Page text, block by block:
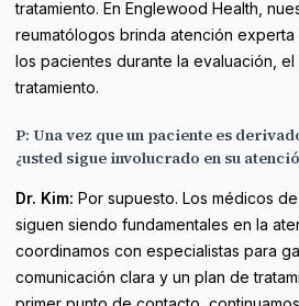
tratamiento. En Englewood Health,
reumatólogos brinda atención
los pacientes durante la evaluación,
tratamiento.
P: Una vez que un paciente es
¿usted sigue involucrado en su
Dr. Kim: Por supuesto. Los médicos
siguen siendo fundamentales en la
coordinamos con especialistas para
comunicación clara y un plan de